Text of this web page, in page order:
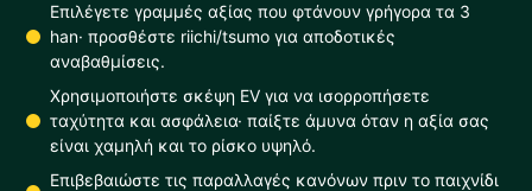
Επιλέγετε γραμμές αξίας που φτάνουν γρήγορα τα 3
han· προσθέστε riichi/tsumo για αποδοτικές
αναβαθμίσεις.
Χρησιμοποιήστε σκέψη EV για να ισορροπήσετε
ταχύτητα και ασφάλεια· παίξτε άμυνα όταν η αξία σας
είναι χαμηλή και το ρίσκο υψηλό.
Επιβεβαιώστε τις παραλλαγές κανόνων πριν το παιχνίδι